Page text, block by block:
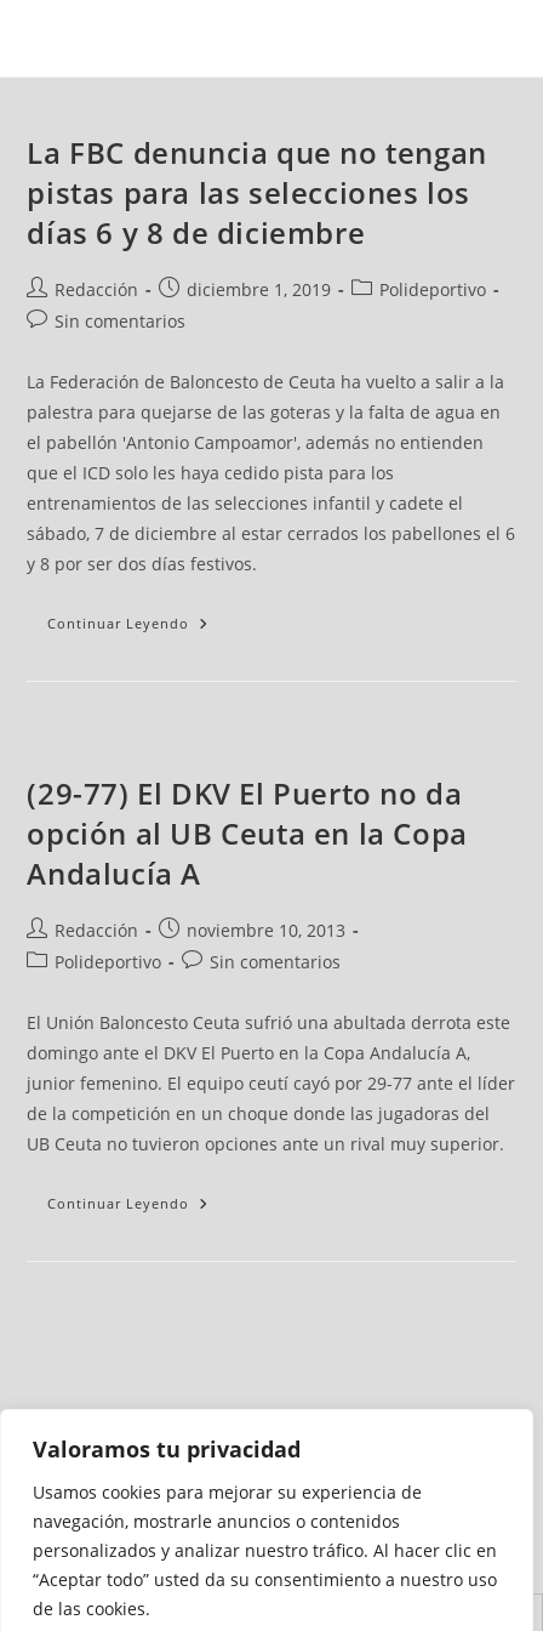
Valoramos tu privacidad
Usamos cookies para mejorar su experiencia de
navegación, mostrarle anuncios o contenidos
personalizados y analizar nuestro tráfico. Al hacer clic en
“Aceptar todo” usted da su consentimiento a nuestro uso
de las cookies.
La FBC denuncia que no tengan
pistas para las selecciones los
días 6 y 8 de diciembre
Redacción diciembre 1, 2019
Polideportivo
Sin comentarios
La Federación de Baloncesto de Ceuta ha vuelto a salir a la
palestra para quejarse de las goteras y la falta de agua en
el pabellón 'Antonio Campoamor', además no entienden
que el ICD solo les haya cedido pista para los
entrenamientos de las selecciones infantil y cadete el
sábado, 7 de diciembre al estar cerrados los pabellones el 6
y 8 por ser dos días festivos.
Continuar Leyendo
(29-77) El DKV El Puerto no da
opción al UB Ceuta en la Copa
Andalucía A
Redacción
noviembre 10, 2013
Polideportivo
Sin comentarios
El Unión Baloncesto Ceuta sufrió una abultada derrota este
domingo ante el DKV El Puerto en la Copa Andalucía A,
junior femenino. El equipo ceutí cayó por 29-77 ante el líder
de la competición en un choque donde las jugadoras del
UB Ceuta no tuvieron opciones ante un rival muy superior.
Continuar Leyendo
Medio auditado por